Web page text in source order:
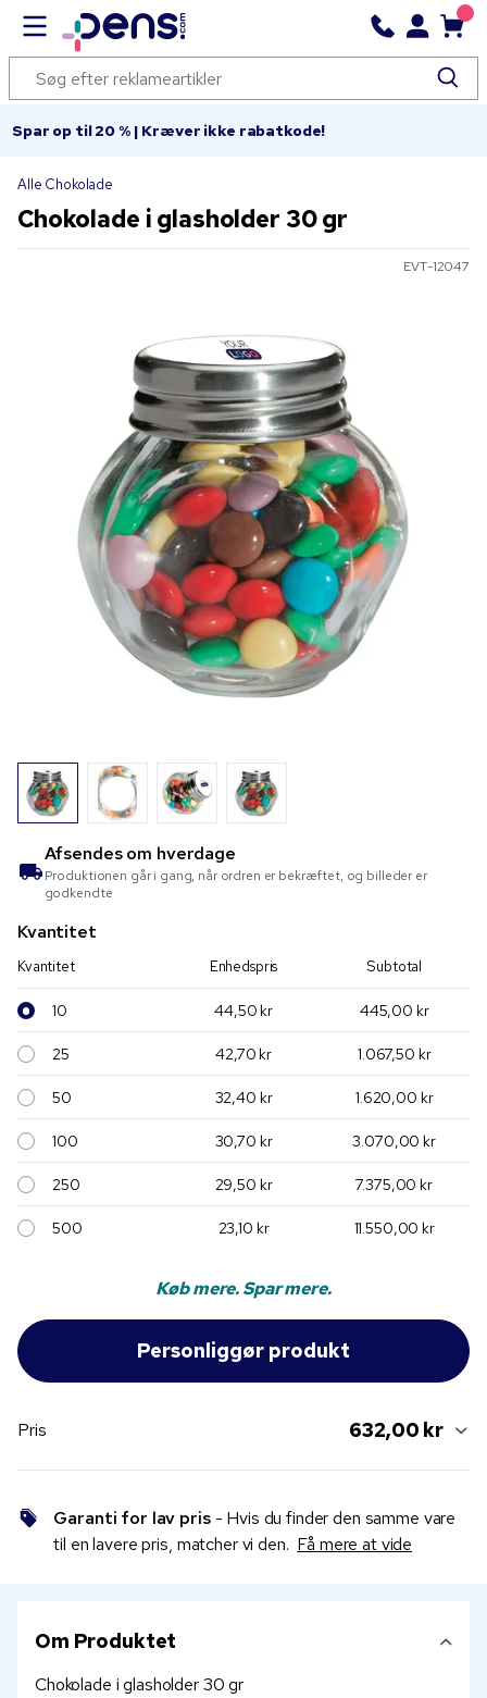
Spar op til 20 % | Kræver ikke rabatkode!
Alle Chokolade
Chokolade i glasholder 30 gr
EVT-12047
Afsendes om hverdage
Produktionen går i gang, når ordren er bekræftet, og billeder er
godkendte
Kvantitet
Kvantitet Enhedspris Subtotal
10 44,50 kr 445,00 kr
25 42,70 kr 1.067,50 kr
50 32,40 kr 1.620,00 kr
100 30,70 kr 3.070,00 kr
250 29,50 kr 7.375,00 kr
500 23,10 kr 11.550,00 kr
Køb mere. Spar mere.
Pris 632,00 kr
Garanti for lav pris- Hvis du finder den samme vare
til en lavere pris, matcher vi den. Få mere at vide
Om Produktet
Chokolade i glasholder 30 gr